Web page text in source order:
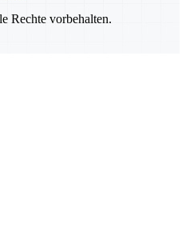
Rechte vorbehalten.